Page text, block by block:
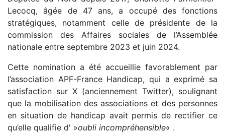
Lecocq, âgée de 47 ans, a occupé des fonctions
stratégiques, notamment celle de présidente de la
commission des Affaires sociales de l’Assemblée
nationale entre septembre 2023 et juin 2024.
Cette nomination a été accueillie favorablement par
l’association APF-France Handicap, qui a exprimé sa
satisfaction sur X (anciennement Twitter), soulignant
que la mobilisation des associations et des personnes
en situation de handicap avait permis de rectifier ce
qu’elle qualifie d' »oubli incompréhensible« .